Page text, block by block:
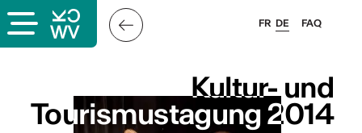
FAQ
FR DE
Kultur- und
Tourismustagung 2014
Kultur- und
Tourismustagung 2014